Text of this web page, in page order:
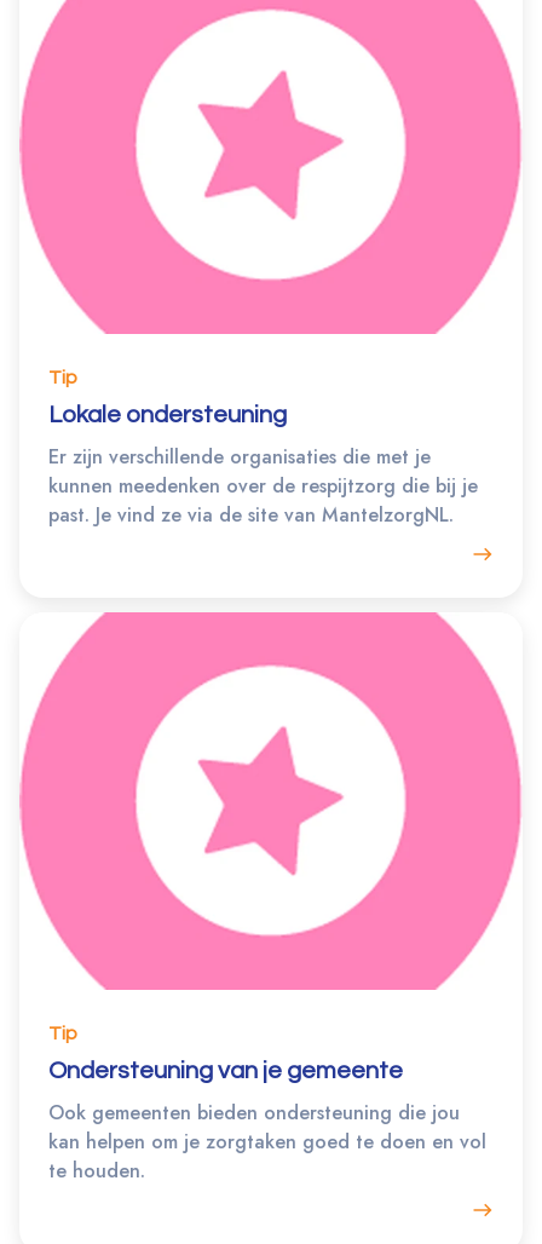
Tip
Lokale ondersteuning
Er zijn verschillende organisaties die met je
kunnen meedenken over de respijtzorg die bij je
past. Je vind ze via de site van MantelzorgNL.
Tip
Ondersteuning van je gemeente
Ook gemeenten bieden ondersteuning die jou
kan helpen om je zorgtaken goed te doen en vol
te houden.